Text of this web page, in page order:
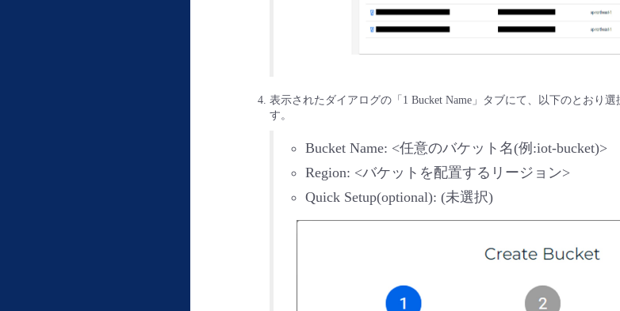
表示されたダイアログの「1 Bucket Name」タブにて、以下のとおり
す。
Bucket Name: <任意のバケット名(例:iot-bucket)>
Region: <バケットを配置するリージョン>
Quick Setup(optional): (未選択)